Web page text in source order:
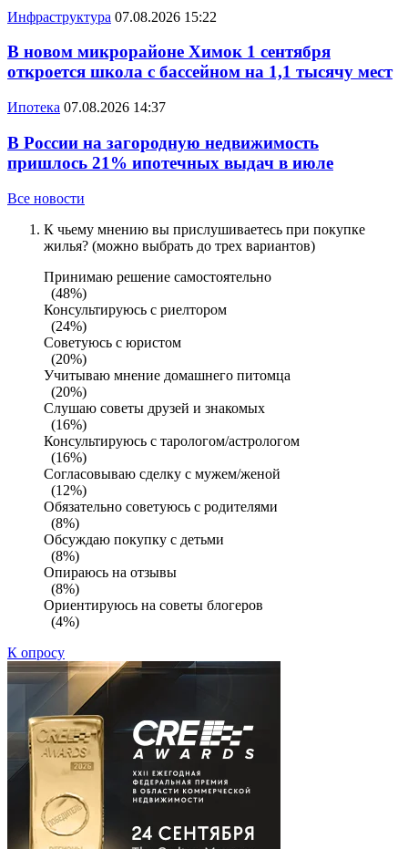
Инфраструктура 07.08.2026 15:22
В новом микрорайоне Химок 1 сентября
откроется школа с бассейном на 1,1 тысячу мест
Ипотека 07.08.2026 14:37
В России на загородную недвижимость
пришлось 21% ипотечных выдач в июле
Все новости
К чьему мнению вы прислушиваетесь при покупке
жилья? (можно выбрать до трех вариантов)
Принимаю решение самостоятельно
(48%)
Консультируюсь с риелтором
(24%)
Советуюсь с юристом
(20%)
Учитываю мнение домашнего питомца
(20%)
Слушаю советы друзей и знакомых
(16%)
Консультируюсь с тарологом/астрологом
(16%)
Согласовываю сделку с мужем/женой
(12%)
Обязательно советуюсь с родителями
(8%)
Обсуждаю покупку с детьми
(8%)
Опираюсь на отзывы
(8%)
Ориентируюсь на советы блогеров
(4%)
К опросу